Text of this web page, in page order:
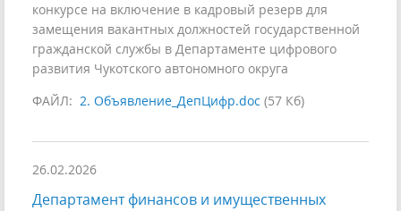
конкурсе на включение в кадровый резерв для
замещения вакантных должностей государственной
гражданской службы в Департаменте цифрового
развития Чукотского автономного округа
ФАЙЛ: 2. Объявление_ДепЦифр.doc (57 Кб)
26.02.2026
Департамент финансов и имущественных